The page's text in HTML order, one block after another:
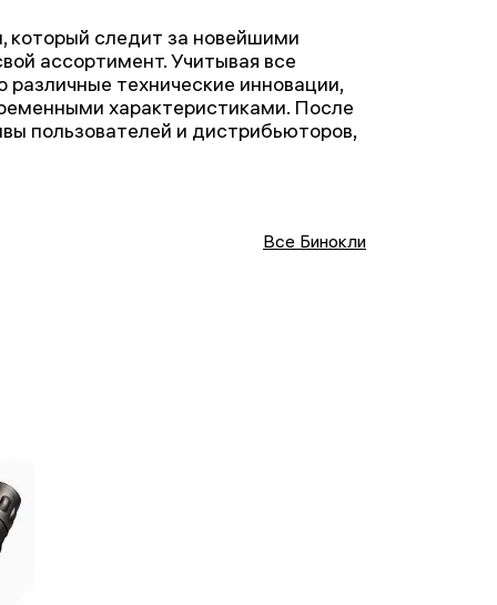
который следит за новейшими
ассортимент. Учитывая все
технические инновации,
характеристиками. После
пользователей и дистрибьюторов,
Все Бинокли